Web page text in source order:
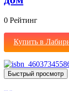
0 Рейтинг
Купить в
Быстрый просмотр